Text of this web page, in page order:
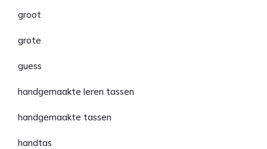
groot
grote
guess
handgemaakte leren tassen
handgemaakte tassen
handtas